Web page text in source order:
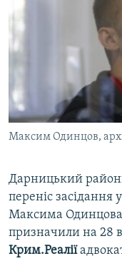
СПЕЦПРОЕКТИ
ВІДЕОУРОКИ «ELIFBE»
СВІДЧЕННЯ ОКУПАЦІЇ
УКРАЇНСЬКА
ІНФОГРАФІКА
ЯК ОБІЙТИ
Qırımtatar
ДОЛУЧАЙСЯ!
Усі сайти RFE/RL
Максим Одинцов,
Дарницький
переніс засідання
Максима
призначили на 28
Крим.Реалії